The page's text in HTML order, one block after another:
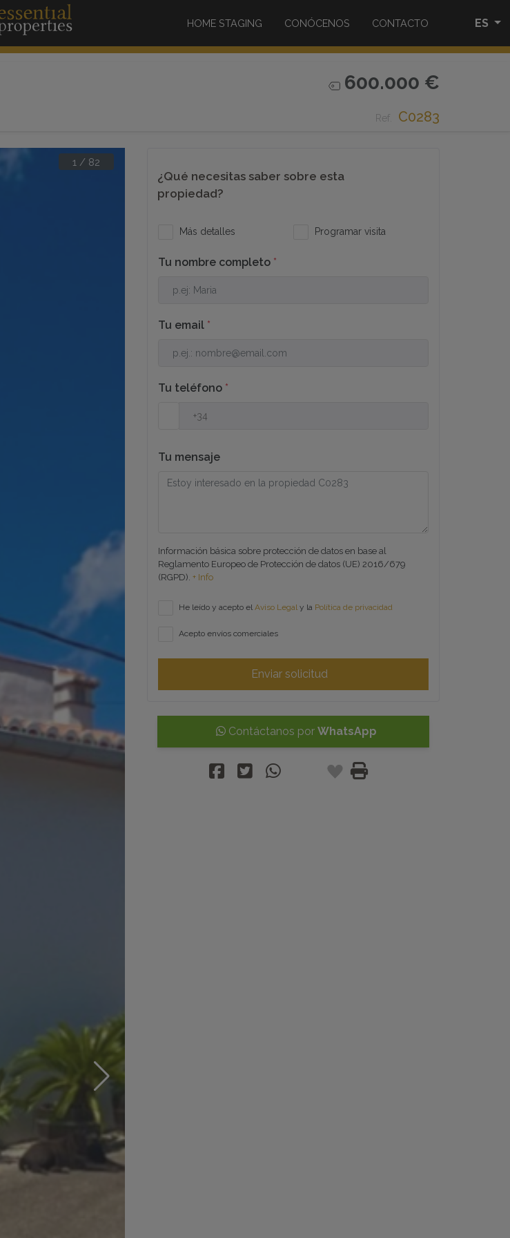
HOME STAGING CONÓCENOS CONTACTO ES
600.000 €
Ref. C0283
1 / 82
¿Qué necesitas saber sobre esta
propiedad?
Más detalles Programar visita
Tu nombre completo *
Tu email *
Tu teléfono *
Tu mensaje
Información básica sobre protección de datos en base al
Reglamento Europeo de Protección de datos (UE) 2016/679
(RGPD). + Info
He leído y acepto el Aviso Legal y la Política de privacidad
Acepto envíos comerciales
Enviar solicitud
Contáctanos por WhatsApp